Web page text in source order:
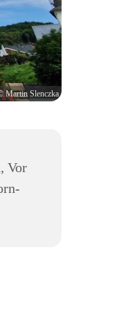
Martin Slenczka
Vor